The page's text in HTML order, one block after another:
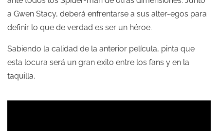
a Gwen Stacy, deberá enfrentarse a sus alter-egos para
definir lo que de verdad es ser un héroe.
Sabiendo la calidad de la anterior película, pinta que
esta locura será un gran exito entre los fans y en la
taquilla.